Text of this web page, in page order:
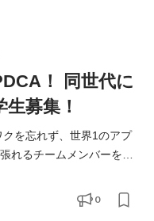
！ 同世代に
募集！
クを忘れず、世界1のアプ
れるチームメンバーを募
をアッと驚かすようなヒ
の人の心を掴むような広
0